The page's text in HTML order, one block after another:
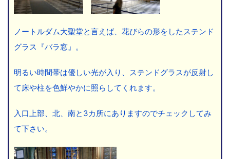
ノートルダム大聖堂と言えば、花びらの形をしたステンド
グラス『バラ窓』。
明るい時間帯は優しい光が入り、ステンドグラスが反射し
て床や柱を色鮮やかに照らしてくれます。
入口上部、北、南と3カ所にありますのでチェックしてみ
て下さい。